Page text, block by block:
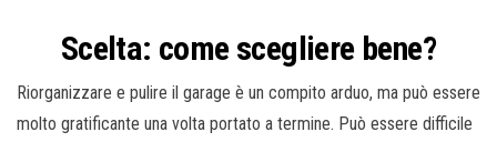
Scelta: come scegliere bene?
Riorganizzare e pulire il garage è un compito arduo, ma può essere
molto gratificante una volta portato a termine. Può essere difficile